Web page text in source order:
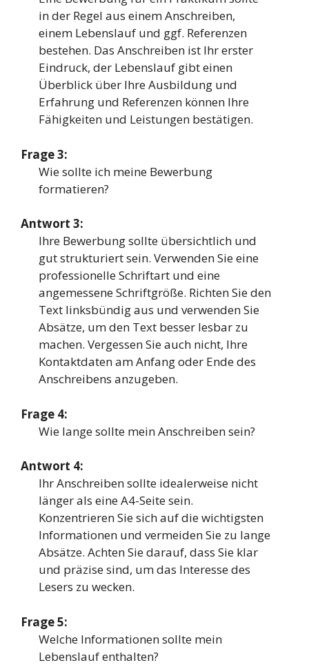
in der Regel aus einem Anschreiben,
einem Lebenslauf und ggf. Referenzen
bestehen. Das Anschreiben ist Ihr erster
Eindruck, der Lebenslauf gibt einen
Überblick über Ihre Ausbildung und
Erfahrung und Referenzen können Ihre
Fähigkeiten und Leistungen bestätigen.
Frage 3:
Wie sollte ich meine Bewerbung
formatieren?
Antwort 3:
Ihre Bewerbung sollte übersichtlich und
gut strukturiert sein. Verwenden Sie eine
professionelle Schriftart und eine
angemessene Schriftgröße. Richten Sie den
Text linksbündig aus und verwenden Sie
Absätze, um den Text besser lesbar zu
machen. Vergessen Sie auch nicht, Ihre
Kontaktdaten am Anfang oder Ende des
Anschreibens anzugeben.
Frage 4:
Wie lange sollte mein Anschreiben sein?
Antwort 4:
Ihr Anschreiben sollte idealerweise nicht
länger als eine A4-Seite sein.
Konzentrieren Sie sich auf die wichtigsten
Informationen und vermeiden Sie zu lange
Absätze. Achten Sie darauf, dass Sie klar
und präzise sind, um das Interesse des
Lesers zu wecken.
Frage 5:
Welche Informationen sollte mein
Lebenslauf enthalten?